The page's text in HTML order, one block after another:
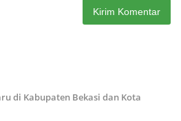
di Kabupaten Bekasi dan Kota